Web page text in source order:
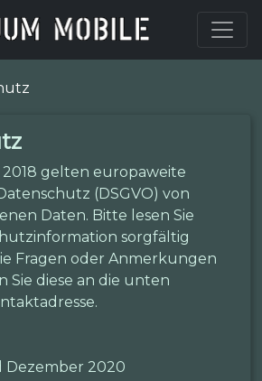
2018 gelten europaweite
(DSGVO) von
Daten. Bitte lesen Sie
sorgfältig
Fragen oder Anmerkungen
Sie diese an die unten
Dezember 2020